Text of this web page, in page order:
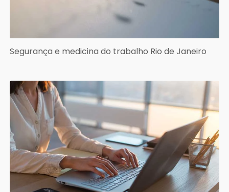
Segurança e medicina do trabalho Rio de Janeiro